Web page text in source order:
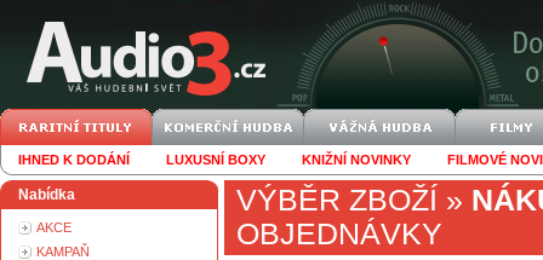
IHNED K DODÁNÍ LUXUSNÍ BOXY KNIŽNÍ NOVINKY FILMOVÉ
Nabídka
AKCE
KAMPAŇ
VÝBĚR ZBOŽÍ »
OBJEDNÁVKY